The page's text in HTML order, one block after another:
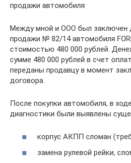
продажи автомобиля
Между мной и ООО был заключен
продажи № 82/14 автомобиля
стоимостью 480 000 рублей.
сумме 480 000 рублей в счет
переданы продавцу в момент
договора.
После покупки автомобиля, в
диагностики были выявлены
корпус АКПП сломан
замена рулевой рейки,